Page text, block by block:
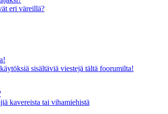
eri väreillä?
sisältäviä viestejä tältä foorumilta!
kavereista tai vihamiehistä